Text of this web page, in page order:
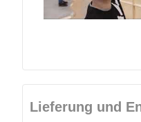
Lieferung und